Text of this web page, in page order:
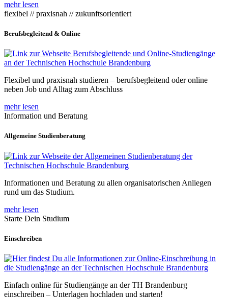
mehr lesen
flexibel // praxisnah // zukunftsorientiert
Berufsbegleitend & Online
Flexibel und praxisnah studieren – berufsbegleitend oder online
neben Job und Alltag zum Abschluss
mehr lesen
Information und Beratung
Allgemeine Studienberatung
Informationen und Beratung zu allen organisatorischen Anliegen
rund um das Studium.
mehr lesen
Starte Dein Studium
Einschreiben
Einfach online für Studiengänge an der TH Brandenburg
einschreiben – Unterlagen hochladen und starten!